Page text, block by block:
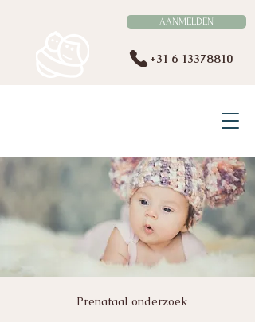
+31 6 13378810
AANMELDEN
Prenataal onderzoek